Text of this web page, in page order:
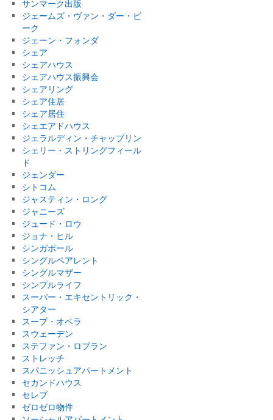
サンマーク出版
ジェームズ・ヴァン・ダー・ビ
ーク
ジェーン・フォンダ
シェア
シェアハウス
シェアハウス振興会
シェアリング
シェア住居
シェア居住
シェエアドハウス
ジェラルディン・チャップリン
シェリー・ストリングフィール
ド
ジェンダー
シトコム
ジャスティン・ロング
ジャニーズ
ジュード・ロウ
ジョナ・ヒル
シンガポール
シングルペアレント
シングルマザー
シンプルライフ
スーパー・エキセントリック・
シアター
スープ・オペラ
スウェーデン
ステファン・ロブラン
ストレッチ
スパニッシュアパートメント
セカンドハウス
セレブ
ゼロゼロ物件